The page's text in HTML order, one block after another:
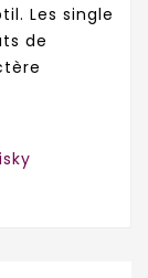
Les single
de